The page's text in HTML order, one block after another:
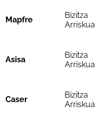
Mapfre
Bizitza
Arriskua
Asisa
Bizitza
Arriskua
Caser
Bizitza
Arriskua